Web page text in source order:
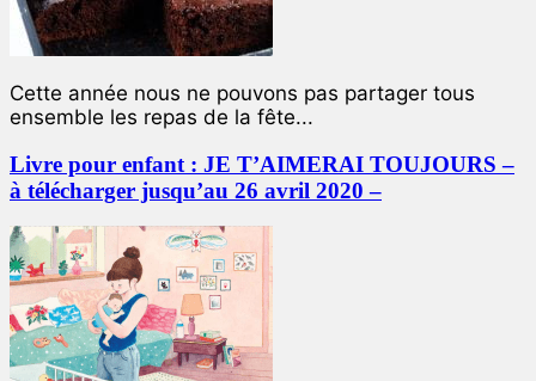
Cette année nous ne pouvons pas partager tous
ensemble les repas de la fête...
Livre pour enfant : JE T’AIMERAI TOUJOURS –
à télécharger jusqu’au 26 avril 2020 –